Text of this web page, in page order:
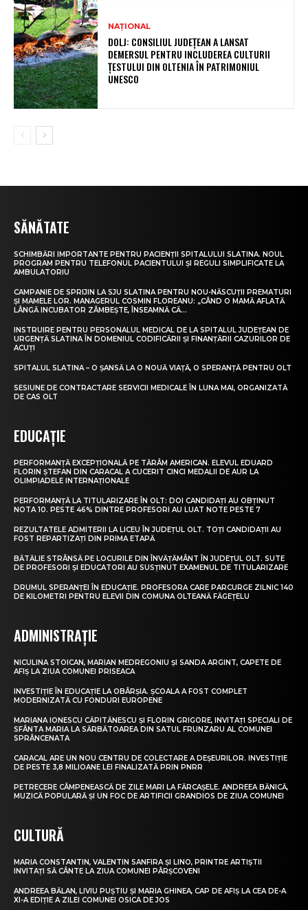
NAȚIONAL
DOLJ: CONSILIUL JUDEȚEAN A LANSAT
DEMERSUL PENTRU INCLUDEREA CULTURII
ȚESTULUI DIN OLTENIA ÎN PATRIMONIUL
UNESCO
SĂNĂTATE
SCHIMBĂRI IMPORTANTE PENTRU PACIENȚII SPITALULUI SLATINA. NOUL
PROGRAM PENTRU TELEFONUL PACIENTULUI ȘI REGULI SIMPLIFICATE LA
AMBULATORIU
CAMPANIE DE SPRIJIN LA SJU SLATINA PENTRU NOU-NĂSCUȚII PREMATURI
ȘI MAMELE LOR. MANAGERUL COSMIN FLOREANU: „CÂND O MAMĂ AFLATĂ
LÂNGĂ INCUBATOR ZÂMBEȘTE, ÎNSEAMNĂ CĂ...
INSTRUIRE PENTRU PERSONALUL MEDICAL DE LA SPITALUL JUDEȚEAN DE
URGENȚĂ SLATINA ÎN DOMENIUL CODIFICĂRII ȘI FINANȚĂRII CAZURILOR DE
ACUȚI
SPITALUL SLATINA – O ȘANSĂ LA O NOUĂ VIAȚĂ, O SPERANȚĂ PENTRU OLT
SESIUNE DE CONTRACTARE SERVICII MEDICALE ÎN LUNA MAI, ORGANIZATĂ
DE CAS OLT
EDUCAȚIE
PERFORMANȚĂ EXCEPȚIONALĂ PE TĂRÂM AMERICAN. ELEVUL EDUARD
FLORIN ȘTEFAN DIN CARACAL A CUCERIT CINCI MEDALII DE AUR LA
OLIMPIADELE INTERNAȚIONALE
PERFORMANȚĂ LA TITULARIZARE ÎN OLT: DOI CANDIDAȚI AU OBȚINUT
NOTA 10. PESTE 46% DINTRE PROFESORI AU LUAT NOTE PESTE 7
REZULTATELE ADMITERII LA LICEU ÎN JUDEȚUL OLT. TOȚI CANDIDAȚII AU
FOST REPARTIZAȚI DIN PRIMA ETAPĂ
BĂTĂLIE STRÂNSĂ PE LOCURILE DIN ÎNVĂȚĂMÂNT ÎN JUDEȚUL OLT. SUTE
DE PROFESORI ȘI EDUCATORI AU SUSȚINUT EXAMENUL DE TITULARIZARE
DRUMUL SPERANȚEI ÎN EDUCAȚIE. PROFESORA CARE PARCURGE ZILNIC 140
DE KILOMETRI PENTRU ELEVII DIN COMUNA OLTEANĂ FĂGEȚELU
ADMINISTRAȚIE
NICULINA STOICAN, MARIAN MEDREGONIU ȘI SANDA ARGINT, CAPETE DE
AFIȘ LA ZIUA COMUNEI PRISEACA
INVESTIȚIE ÎN EDUCAȚIE LA OBÂRȘIA. ȘCOALA A FOST COMPLET
MODERNIZATĂ CU FONDURI EUROPENE
MARIANA IONESCU CĂPITĂNESCU ȘI FLORIN GRIGORE, INVITAȚI SPECIALI DE
SFÂNTA MARIA LA SĂRBĂTOAREA DIN SATUL FRUNZARU AL COMUNEI
SPRÂNCENATA
CARACAL ARE UN NOU CENTRU DE COLECTARE A DEȘEURILOR. INVESTIȚIE
DE PESTE 3,8 MILIOANE LEI FINALIZATĂ PRIN PNRR
PETRECERE CÂMPENEASCĂ DE ZILE MARI LA FĂRCAȘELE. ANDREEA BĂNICĂ,
MUZICĂ POPULARĂ ȘI UN FOC DE ARTIFICII GRANDIOS DE ZIUA COMUNEI
CULTURĂ
MARIA CONSTANTIN, VALENTIN SANFIRA ȘI LINO, PRINTRE ARTIȘTII
INVITAȚI SĂ CÂNTE LA ZIUA COMUNEI PÂRȘCOVENI
ANDREEA BĂLAN, LIVIU PUȘTIU ȘI MARIA GHINEA, CAP DE AFIȘ LA CEA DE-A
XI-A EDIȚIE A ZILEI COMUNEI OSICA DE JOS